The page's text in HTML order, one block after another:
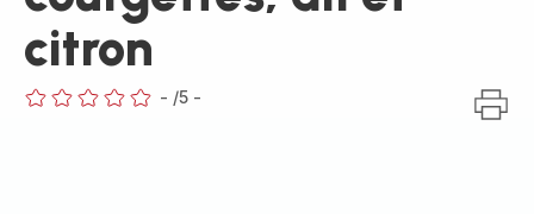
citron
- /5 -